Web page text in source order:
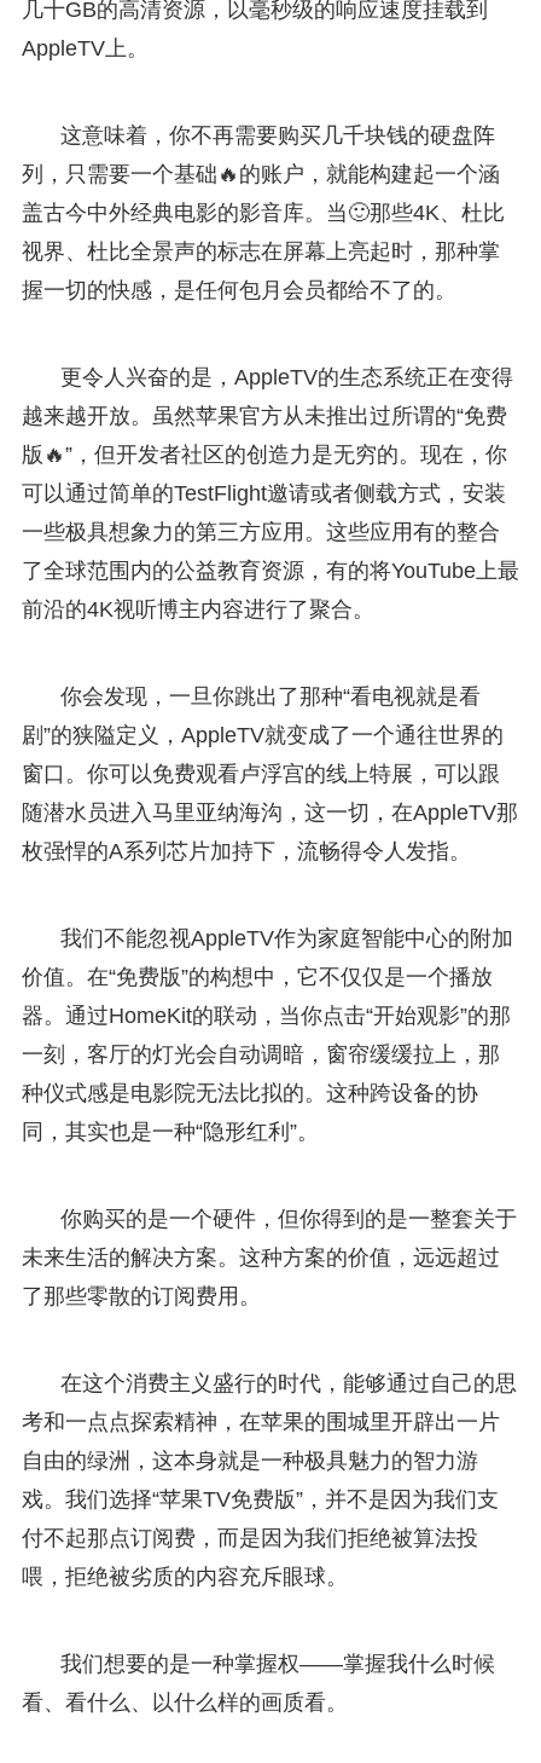
几十GB的高清资源，以毫秒级的响应速度挂载到
AppleTV上。
这意味着，你不再需要购买几千块钱的硬盘阵
列，只需要一个基础🔥的账户，就能构建起一个涵
盖古今中外经典电影的影音库。当🙂那些4K、杜比
视界、杜比全景声的标志在屏幕上亮起时，那种掌
握一切的快感，是任何包月会员都给不了的。
更令人兴奋的是，AppleTV的生态系统正在变得
越来越开放。虽然苹果官方从未推出过所谓的“免费
版🔥”，但开发者社区的创造力是无穷的。现在，你
可以通过简单的TestFlight邀请或者侧载方式，安装
一些极具想象力的第三方应用。这些应用有的整合
了全球范围内的公益教育资源，有的将YouTube上最
前沿的4K视听博主内容进行了聚合。
你会发现，一旦你跳出了那种“看电视就是看
剧”的狭隘定义，AppleTV就变成了一个通往世界的
窗口。你可以免费观看卢浮宫的线上特展，可以跟
随潜水员进入马里亚纳海沟，这一切，在AppleTV那
枚强悍的A系列芯片加持下，流畅得令人发指。
我们不能忽视AppleTV作为家庭智能中心的附加
价值。在“免费版”的构想中，它不仅仅是一个播放
器。通过HomeKit的联动，当你点击“开始观影”的那
一刻，客厅的灯光会自动调暗，窗帘缓缓拉上，那
种仪式感是电影院无法比拟的。这种跨设备的协
同，其实也是一种“隐形红利”。
你购买的是一个硬件，但你得到的是一整套关于
未来生活的解决方案。这种方案的价值，远远超过
了那些零散的订阅费用。
在这个消费主义盛行的时代，能够通过自己的思
考和一点点探索精神，在苹果的围城里开辟出一片
自由的绿洲，这本身就是一种极具魅力的智力游
戏。我们选择“苹果TV免费版”，并不是因为我们支
付不起那点订阅费，而是因为我们拒绝被算法投
喂，拒绝被劣质的内容充斥眼球。
我们想要的是一种掌握权——掌握我什么时候
看、看什么、以什么样的画质看。